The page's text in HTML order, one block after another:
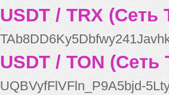
USDT / TRX (Сеть
USDT / TON (Сеть
UQBVyfFlVFln_P9A5bjd-